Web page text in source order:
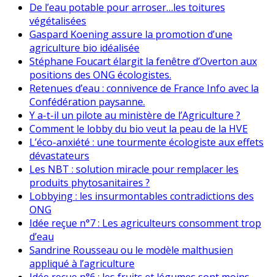
De l’eau potable pour arroser…les toitures
végétalisées
Gaspard Koening assure la promotion d’une
agriculture bio idéalisée
Stéphane Foucart élargit la fenêtre d’Overton aux
positions des ONG écologistes.
Retenues d’eau : connivence de France Info avec la
Confédération paysanne.
Y a-t-il un pilote au ministère de l’Agriculture ?
Comment le lobby du bio veut la peau de la HVE
L’éco-anxiété : une tourmente écologiste aux effets
dévastateurs
Les NBT : solution miracle pour remplacer les
produits phytosanitaires ?
Lobbying : les insurmontables contradictions des
ONG
Idée reçue n°7 : Les agriculteurs consomment trop
d’eau
Sandrine Rousseau ou le modèle malthusien
appliqué à l’agriculture